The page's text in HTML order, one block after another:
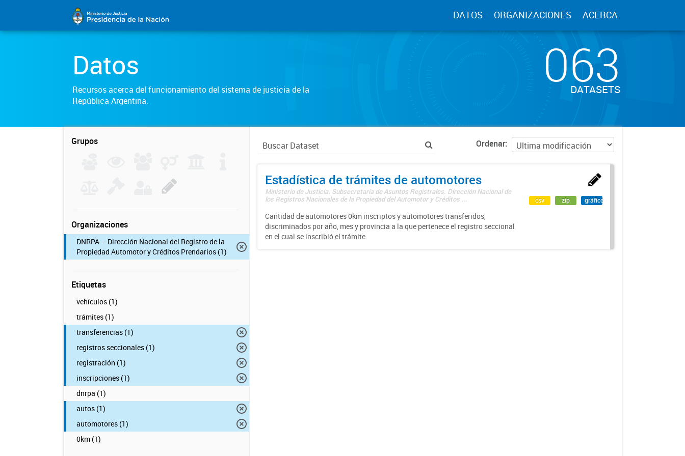
DATOS ORGANIZACIONES ACERCA
Datos
Recursos acerca del funcionamiento del sistema de justicia de la
República Argentina.
063
DATASETS
Grupos
Organizaciones
DNRPA – Dirección Nacional del Registro de la
Propiedad Automotor y Créditos Prendarios (1)
Etiquetas
vehículos (1)
trámites (1)
transferencias (1)
registros seccionales (1)
registración (1)
inscripciones (1)
dnrpa (1)
autos (1)
automotores (1)
0km (1)
Ordenar
Estadística de trámites de automotores
Ministerio de Justicia. Subsecretaría de Asuntos Registrales. Dirección Nacional de
los Registros Nacionales de la Propiedad del Automotor y Créditos ...
Cantidad de automotores 0km inscriptos y automotores transferidos,
discriminados por año, mes y provincia a la que pertenece el registro seccional
en el cual se inscribió el trámite.
csv zip gráfico